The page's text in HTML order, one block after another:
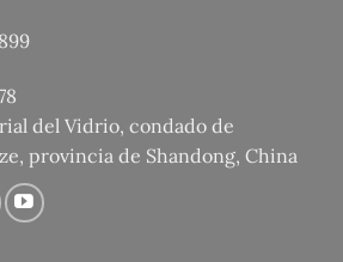
del Vidrio, condado de
provincia de Shandong, China